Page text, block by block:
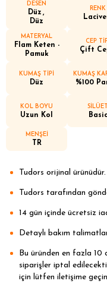
DESEN
Düz
Düz
RENK
MATERYAL
Flam Keten -
Pamuk
CEP
Çift
KUMAŞ TİPİ
Düz
KUMAŞ
%100
KOL BOYU
Uzun Kol
SİLÜET
Basic
MENŞEİ
TR
Tudors orijinal ürünüdür.
Tudors tarafından
14 gün içinde ücretsiz
Detaylı bakım
Bu üründen en fazla 10
siparişler iptal
için lütfen iletişime